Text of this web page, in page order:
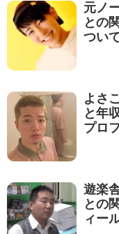
元ノ
との
つい
よさ
と年
プロ
遊楽
との
ィー